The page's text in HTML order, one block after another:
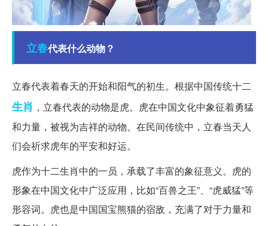
立春代表什么动物？
立春代表着春天的开始和阳气的初生。根据中国传统十二
生肖 ，立春代表的动物是虎。虎在中国文化中象征着勇猛
和力量，被视为吉祥的动物。在民间传统中，立春当天人
们会祈求虎年的平安和好运。
虎作为十二生肖中的一员，承载了丰富的象征意义。虎的
形象在中国文化中广泛应用，比如“百兽之王”、“虎威猛”等
形容词。虎也是中国国宝熊猫的宿敌，充满了对于力量和